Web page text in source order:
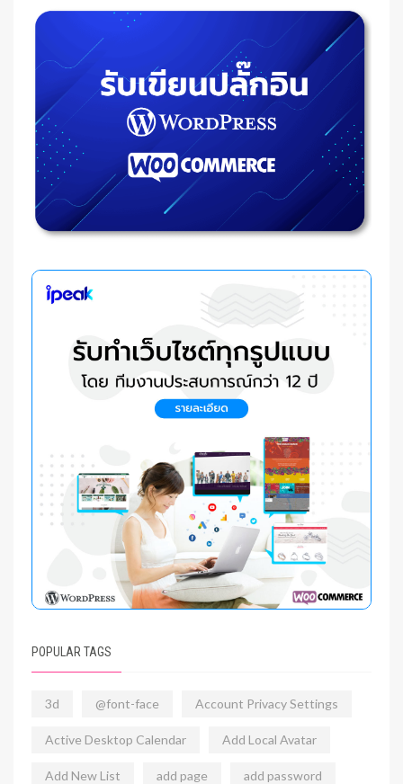
POPULAR TAGS
3d @font-face Account Privacy Settings
Active Desktop Calendar Add Local Avatar
Add New List add page add password